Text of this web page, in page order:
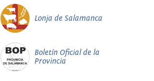
Lonja de Salamanca
Boletín Oficial de la
Provincia